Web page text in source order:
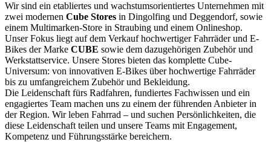
Wir sind ein etabliertes und wachstumsorientiertes Unternehmen mit
zwei modernen Cube Stores in Dingolfing und Deggendorf, sowie
einem Multimarken-Store in Straubing und einem Onlineshop.
Unser Fokus liegt auf dem Verkauf hochwertiger Fahrräder und E-
Bikes der Marke CUBE sowie dem dazugehörigen Zubehör und
Werkstattservice. Unsere Stores bieten das komplette Cube-
Universum: von innovativen E-Bikes über hochwertige Fahrräder
bis zu umfangreichem Zubehör und Bekleidung.
Die Leidenschaft fürs Radfahren, fundiertes Fachwissen und ein
engagiertes Team machen uns zu einem der führenden Anbieter in
der Region. Wir leben Fahrrad – und suchen Persönlichkeiten, die
diese Leidenschaft teilen und unsere Teams mit Engagement,
Kompetenz und Führungsstärke bereichern.